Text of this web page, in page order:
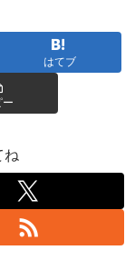
はてブ
ー
ね